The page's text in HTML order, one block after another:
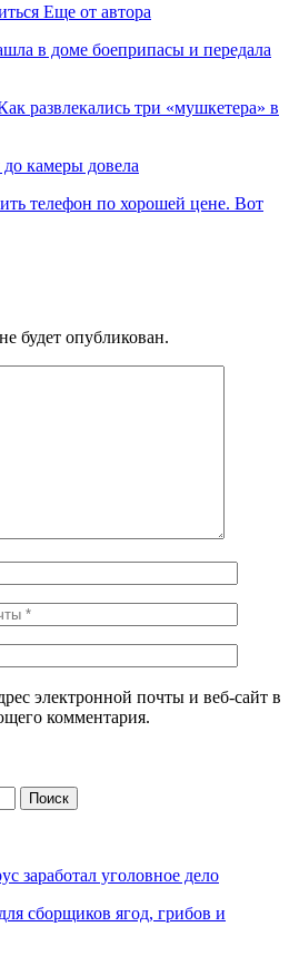
Еще от автора
в доме боеприпасы и передала
развлекались три «мушкетера» в
камеры довела
телефон по хорошей цене. Вот
будет опубликован.
электронной почты и веб-сайт в
комментария.
заработал уголовное дело
сборщиков ягод, грибов и